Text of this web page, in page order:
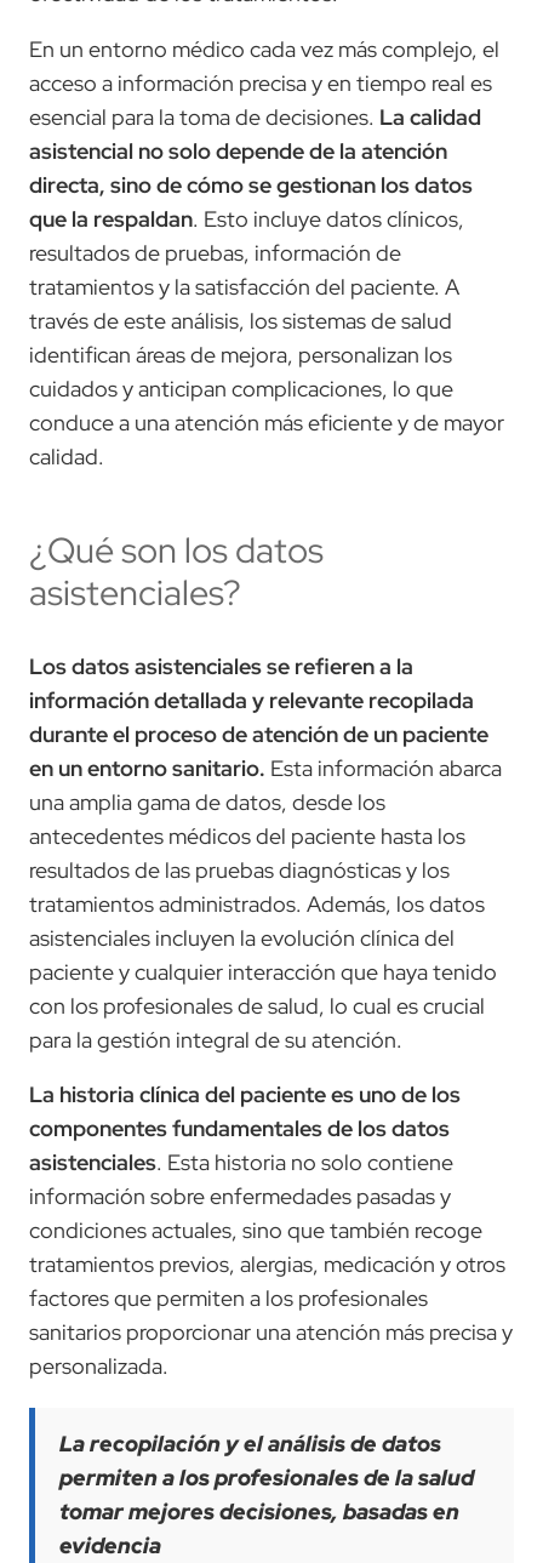
En un entorno médico cada vez más complejo, el
acceso a información precisa y en tiempo real es
esencial para la toma de decisiones. La calidad
asistencial no solo depende de la atención
directa, sino de cómo se gestionan los datos
que la respaldan. Esto incluye datos clínicos,
resultados de pruebas, información de
tratamientos y la satisfacción del paciente. A
través de este análisis, los sistemas de salud
identifican áreas de mejora, personalizan los
cuidados y anticipan complicaciones, lo que
conduce a una atención más eficiente y de mayor
calidad.
¿Qué son los datos
asistenciales?
Los datos asistenciales se refieren a la
información detallada y relevante recopilada
durante el proceso de atención de un paciente
en un entorno sanitario. Esta información abarca
una amplia gama de datos, desde los
antecedentes médicos del paciente hasta los
resultados de las pruebas diagnósticas y los
tratamientos administrados. Además, los datos
asistenciales incluyen la evolución clínica del
paciente y cualquier interacción que haya tenido
con los profesionales de salud, lo cual es crucial
para la gestión integral de su atención.
La historia clínica del paciente es uno de los
componentes fundamentales de los datos
asistenciales. Esta historia no solo contiene
información sobre enfermedades pasadas y
condiciones actuales, sino que también recoge
tratamientos previos, alergias, medicación y otros
factores que permiten a los profesionales
sanitarios proporcionar una atención más precisa y
personalizada.
La recopilación y el análisis de datos
permiten a los profesionales de la salud
tomar mejores decisiones, basadas en
evidencia